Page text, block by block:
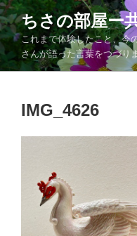
コ
ン
テ
ン
ツ
ちさの部屋ー
これまで体験したこと、今
さんが語った言葉をつづり
IMG_4626